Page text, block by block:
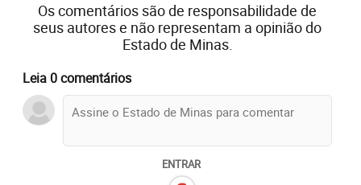
Melhor o próprio relator da CPI da COVID-19, o
senador Renan Calheiros (MDB-AL) deixar claro,
que foi direto ao ponto em suas redes sociais:
“Com mais de 462 mil mortes sediar a Copa
de vacinas mofaram em gavetas mas o OK para o
Os comentários são de responsabilidade de
seus autores e não representam a opinião do
Estado de Minas.
Leia 0 comentários
ENTRAR